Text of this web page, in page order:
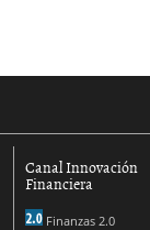
Canal Innovación
Financiera
Finanzas 2.0